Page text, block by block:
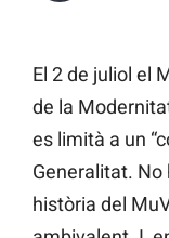
El 2 de juliol el
de la
es limità a un
Generalitat. No
història del